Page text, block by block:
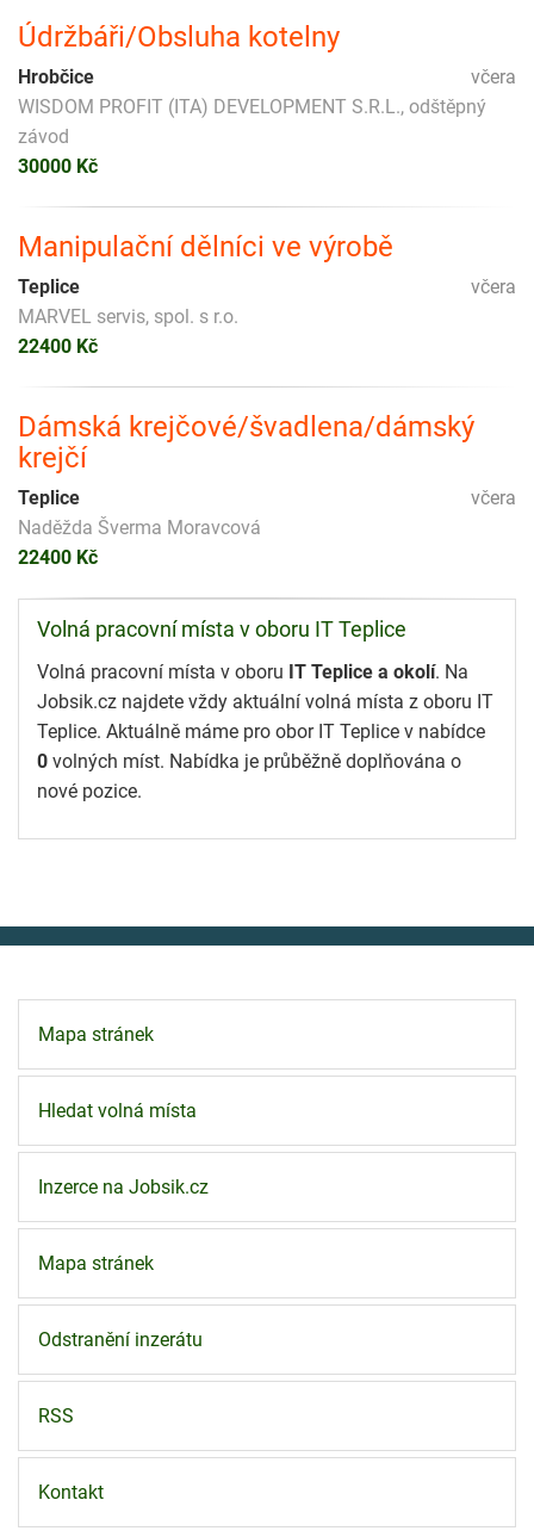
Údržbáři/Obsluha kotelny
včera
Hrobčice
WISDOM PROFIT (ITA) DEVELOPMENT S.R.L., odštěpný
závod
30000 Kč
Manipulační dělníci ve výrobě
včera
Teplice
MARVEL servis, spol. s r.o.
22400 Kč
Dámská krejčové/švadlena/dámský
krejčí
včera
Teplice
Naděžda Šverma Moravcová
22400 Kč
Volná pracovní místa v oboru IT Teplice
Volná pracovní místa v oboru IT Teplice a okolí. Na
Jobsik.cz najdete vždy aktuální volná místa z oboru IT
Teplice. Aktuálně máme pro obor IT Teplice v nabídce
0 volných míst. Nabídka je průběžně doplňována o
nové pozice.
Mapa stránek
Hledat volná místa
Inzerce na Jobsik.cz
Mapa stránek
Odstranění inzerátu
RSS
Kontakt